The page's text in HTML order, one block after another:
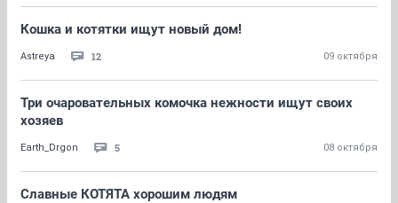
Кошка и котятки ищут новый дом!
Astreya 12 09 октября
Три очаровательных комочка нежности ищут своих
хозяев
Earth_Drgon 5 08 октября
Славные КОТЯТА хорошим людям